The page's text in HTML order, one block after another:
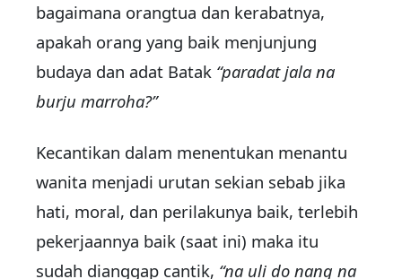
bagaimana orangtua dan kerabatnya,
apakah orang yang baik menjunjung
budaya dan adat Batak “paradat jala na
burju marroha?”
Kecantikan dalam menentukan menantu
wanita menjadi urutan sekian sebab jika
hati, moral, dan perilakunya baik, terlebih
pekerjaannya baik (saat ini) maka itu
sudah dianggap cantik, “na uli do nang na